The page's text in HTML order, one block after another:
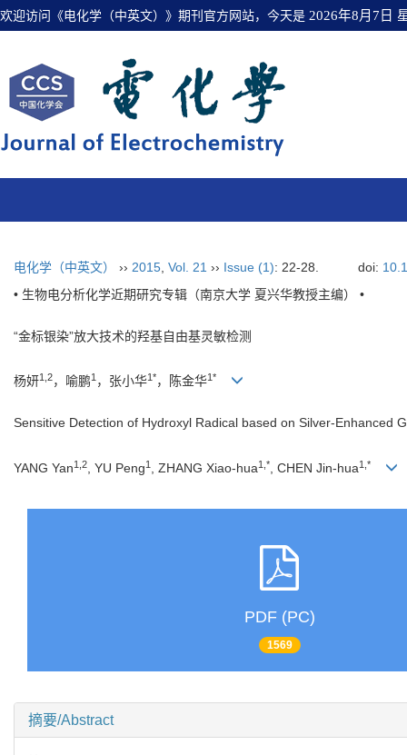
欢迎访问《电化学（中英文）》期刊官方网站，今天是 2026年8月7日
电化学（中英文） ›› 2015 Vol. 21 ›› Issue (1): 22-28. doi:
• 生物电分析化学近期研究专辑（南京大学 夏兴华教授主编） •
“金标银染”放大技术的羟基自由基灵敏检测
杨妍1,2，喻鹏1 ，张小华1*，陈金华1*
Sensitive Detection of Hydroxyl Radical based on Silver-Enhanced
YANG Yan1,2 , YU Peng1 , ZHANG Xiao-hua1,* , CHEN Jin-hua1,*
PDF (PC)
1569
摘要/Abstract